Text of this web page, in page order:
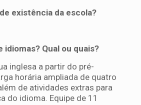
existência da escola?
idiomas? Qual ou quais?
inglesa a partir do pré-
horária ampliada de quatro
de atividades extras para
do idioma. Equipe de 11